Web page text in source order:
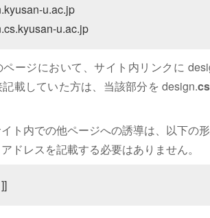
u.ac.jp
u.ac.jp
ージにおいて、サイト内リンクに
載していた方は、当該部分を design.cs
ト内での他ページへの誘導は、以下の
ドレスを記載する必要はありません。